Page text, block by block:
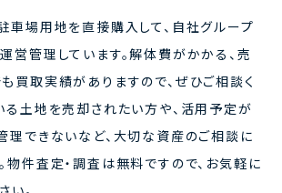
車場用地を直接購入して、自社グループ
営管理しています。解体費がかかる、売
買取実績がありますので、ぜひご相談く
る土地を売却されたい方や、活用予定が
理できないなど、大切な資産のご相談に
物件査定・調査は無料ですので、お気軽に